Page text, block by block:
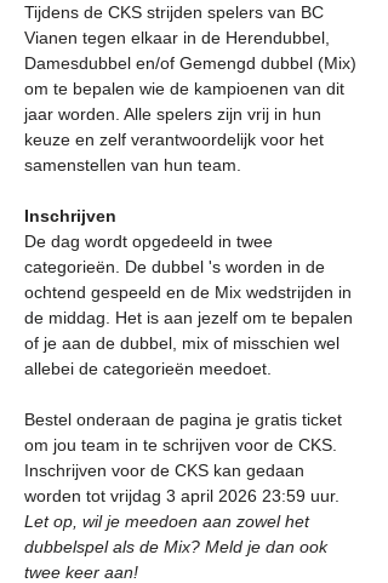
Tijdens de CKS strijden spelers van BC
Vianen tegen elkaar in de Herendubbel,
Damesdubbel en/of Gemengd dubbel (Mix)
om te bepalen wie de kampioenen van dit
jaar worden. Alle spelers zijn vrij in hun
keuze en zelf verantwoordelijk voor het
samenstellen van hun team.
Inschrijven
De dag wordt opgedeeld in twee
categorieën. De dubbel 's worden in de
ochtend gespeeld en de Mix wedstrijden in
de middag. Het is aan jezelf om te bepalen
of je aan de dubbel, mix of misschien wel
allebei de categorieën meedoet.
Bestel onderaan de pagina je gratis ticket
om jou team in te schrijven voor de CKS.
Inschrijven voor de CKS kan gedaan
worden tot vrijdag 3 april 2026 23:59 uur.
Let op, wil je meedoen aan zowel het
dubbelspel als de Mix? Meld je dan ook
twee keer aan!